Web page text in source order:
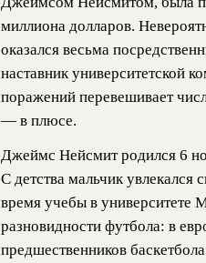
миллиона долларов.
оказался весьма
наставник университетской
поражений перевешивает
— в плюсе.
Джеймс Нейсмит родился 6
С детства мальчик
время учебы в университете
разновидности футбола: в
предшественников